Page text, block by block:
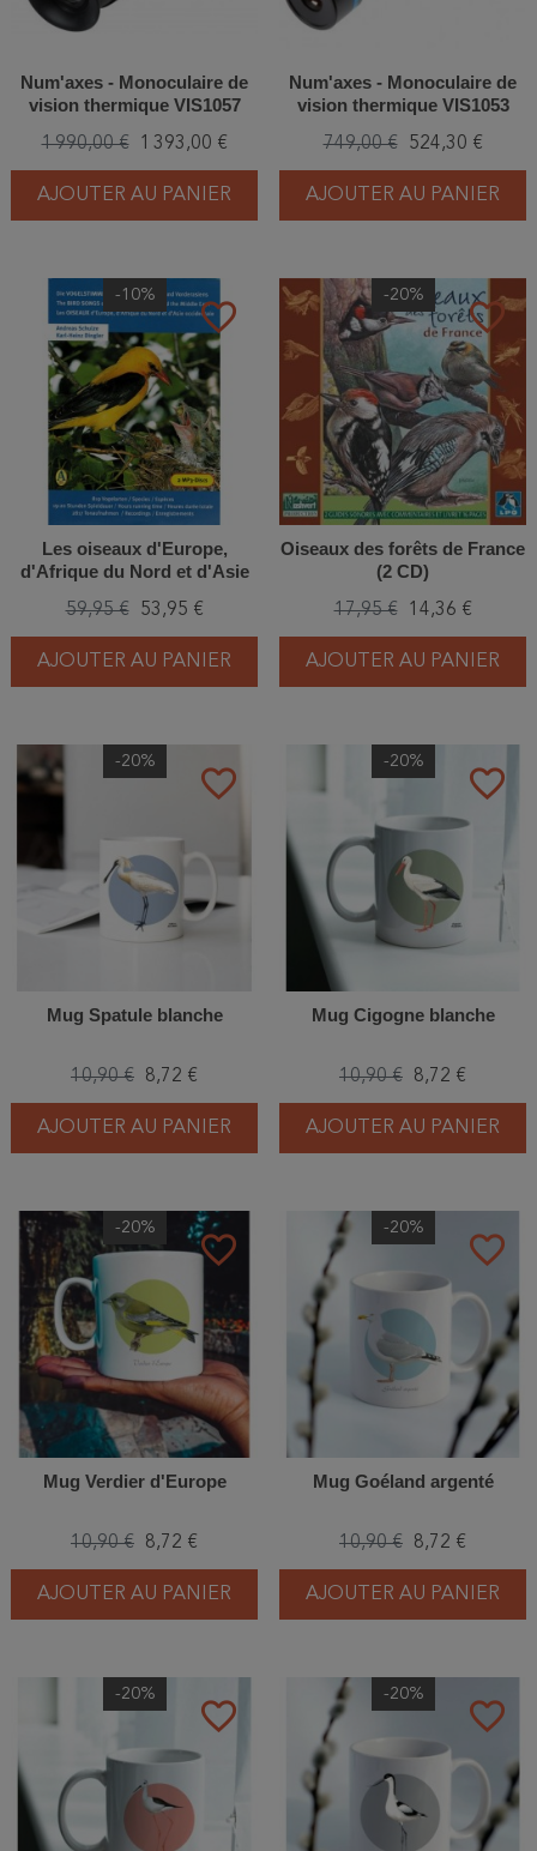
Num'axes - Monoculaire de
vision thermique VIS1057
1 990,00 € 1 393,00 €
AJOUTER AU PANIER
Num'axes - Monoculaire de
vision thermique VIS1053
749,00 € 524,30 €
AJOUTER AU PANIER
favorite_border
-10%
Les oiseaux d'Europe,
d'Afrique du Nord et d'Asie
59,95 € 53,95 €
AJOUTER AU PANIER
favorite_border
-20%
Oiseaux des forêts de France
(2 CD)
17,95 € 14,36 €
AJOUTER AU PANIER
favorite_border
-20%
Mug Spatule blanche
10,90 € 8,72 €
AJOUTER AU PANIER
favorite_border
-20%
Mug Cigogne blanche
10,90 € 8,72 €
AJOUTER AU PANIER
favorite_border
-20%
Mug Verdier d'Europe
10,90 € 8,72 €
AJOUTER AU PANIER
favorite_border
-20%
Mug Goéland argenté
10,90 € 8,72 €
AJOUTER AU PANIER
favorite_border
-20%
favorite_border
-20%